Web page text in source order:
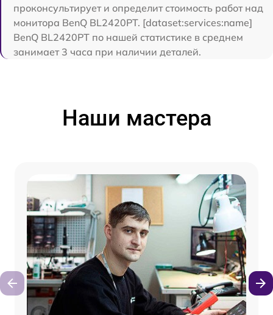
проконсультирует и определит стоимость работ над
монитора BenQ BL2420PT. [dataset:services:name]
BenQ BL2420PT по нашей статистике в среднем
занимает 3 часа при наличии деталей.
Наши мастера